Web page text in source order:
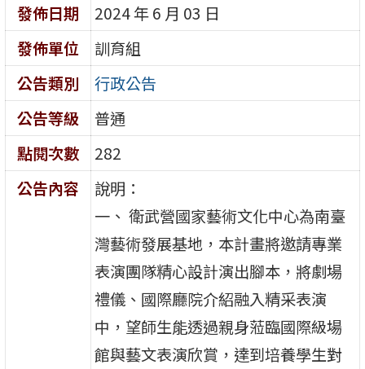
發佈日期
2024 年 6 月 03 日
發佈單位
訓育組
公告類別
行政公告
公告等級
普通
點閱次數
282
公告內容
說明： ​
一、 衛武營國家藝術文化中心為南臺
灣藝術發展基地，本計畫將邀請專業
表演團隊精心設計演出腳本，將劇場
禮儀、國際廳院介紹融入精采表演
中，望師生能透過親身蒞臨國際級場
館與藝文表演欣賞，達到培養學生對